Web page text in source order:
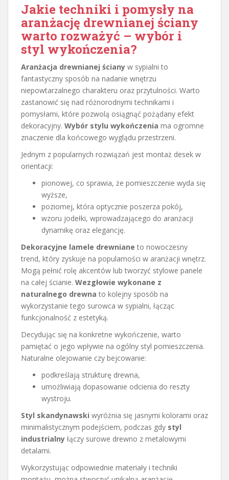
Jakie techniki i pomysły na
aranżację drewnianej ściany
warto rozważyć – wybór i
styl wykończenia?
Aranżacja drewnianej ściany w sypialni to
fantastyczny sposób na nadanie wnętrzu
niepowtarzalnego charakteru oraz przytulności. Warto
zastanowić się nad różnorodnymi technikami i
pomysłami, które pozwolą osiągnąć pożądany efekt
dekoracyjny. Wybór stylu wykończenia ma ogromne
znaczenie dla końcowego wyglądu przestrzeni.
Jednym z popularnych rozwiązań jest montaż desek w
orientacji:
pionowej, co sprawia, że pomieszczenie wyda się
wyższe,
poziomej, która optycznie poszerza pokój,
wzoru jodełki, wprowadzającego do aranżacji
dynamikę oraz elegancję.
Dekoracyjne lamele drewniane to nowoczesny
trend, który zyskuje na popularności w aranżacji wnętrz.
Mogą pełnić rolę akcentów lub tworzyć stylowe panele
na całej ścianie. Wezgłowie wykonane z
naturalnego drewna to kolejny sposób na
wykorzystanie tego surowca w sypialni, łącząc
funkcjonalność z estetyką.
Decydując się na konkretne wykończenie, warto
pamiętać o jego wpływie na ogólny styl pomieszczenia.
Naturalne olejowanie czy bejcowanie:
podkreślają strukturę drewna,
umożliwiają dopasowanie odcienia do reszty
wystroju.
Styl skandynawski wyróżnia się jasnymi kolorami oraz
minimalistycznym podejściem, podczas gdy styl
industrialny łączy surowe drewno z metalowymi
detalami.
Wykorzystując odpowiednie materiały i techniki